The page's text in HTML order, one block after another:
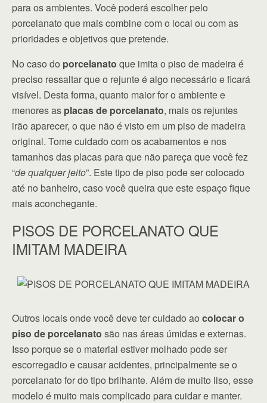
para os ambientes. Você poderá escolher pelo
porcelanato que mais combine com o local ou com as
prioridades e objetivos que pretende.
No caso do porcelanato que imita o piso de madeira é
preciso ressaltar que o rejunte é algo necessário e ficará
visível. Desta forma, quanto maior for o ambiente e
menores as placas de porcelanato, mais os rejuntes
irão aparecer, o que não é visto em um piso de madeira
original. Tome cuidado com os acabamentos e nos
tamanhos das placas para que não pareça que você fez
“de qualquer jeito”. Este tipo de piso pode ser colocado
até no banheiro, caso você queira que este espaço fique
mais aconchegante.
PISOS DE PORCELANATO QUE
IMITAM MADEIRA
Outros locais onde você deve ter cuidado ao colocar o
piso de porcelanato são nas áreas úmidas e externas.
Isso porque se o material estiver molhado pode ser
escorregadio e causar acidentes, principalmente se o
porcelanato for do tipo brilhante. Além de muito liso, esse
modelo é muito mais complicado para cuidar e manter.